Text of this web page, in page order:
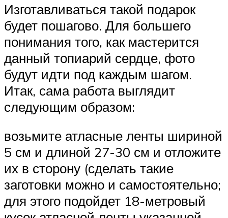
Изготавливаться такой подарок
будет пошагово. Для большего
понимания того, как мастерится
данный топиарий сердце, фото
будут идти под каждым шагом.
Итак, сама работа выглядит
следующим образом:
возьмите атласные ленты шириной
5 см и длиной 27-30 см и отложите
их в сторону (сделать такие
заготовки можно и самостоятельно;
для этого подойдет 18-метровый